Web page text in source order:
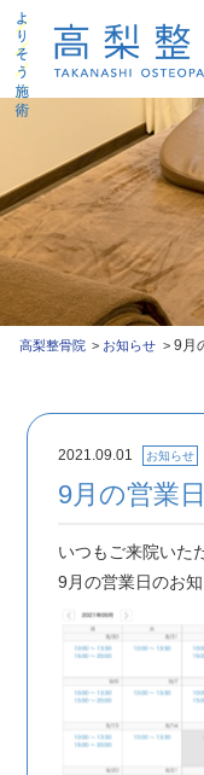
高梨整骨院 お知らせ 9月
2021.09.01 お知らせ
9月の営業
いつもご来院いた
9月の営業日のお知